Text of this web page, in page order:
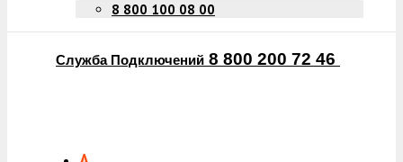
8 800 100 08 00
Служба Подключений 8 800 200 72 46